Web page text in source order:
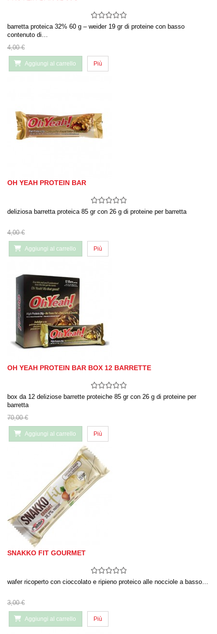
barretta proteica 32% 60 g – weider 19 gr di proteine con basso
contenuto di…
4,00 €
Aggiungi al carrello Più
OH YEAH PROTEIN BAR
deliziosa barretta proteica 85 gr con 26 g di proteine per barretta
4,00 €
Aggiungi al carrello Più
OH YEAH PROTEIN BAR BOX 12 BARRETTE
box da 12 deliziose barrette proteiche 85 gr con 26 g di proteine per
barretta
70,00 €
Aggiungi al carrello Più
SNAKKO FIT GOURMET
wafer ricoperto con cioccolato e ripieno proteico alle nocciole a basso…
3,00 €
Aggiungi al carrello Più